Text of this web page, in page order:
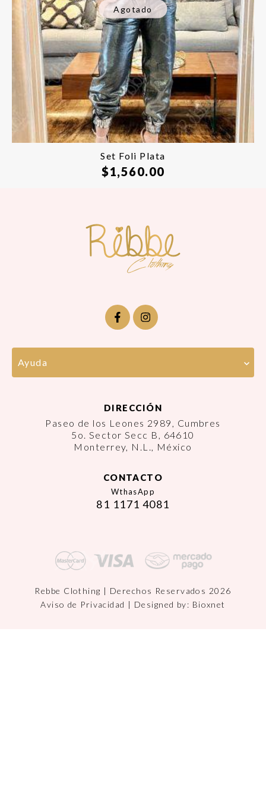
Agotado
Set Foli Plata
$1,560.00
Ayuda
DIRECCIÓN
Paseo de los Leones 2989, Cumbres
5o. Sector Secc B, 64610
Monterrey, N.L., México
CONTACTO
WthasApp
81 1171 4081
Rebbe Clothing | Derechos Reservados 2026
Aviso de Privacidad | Designed by: Bioxnet